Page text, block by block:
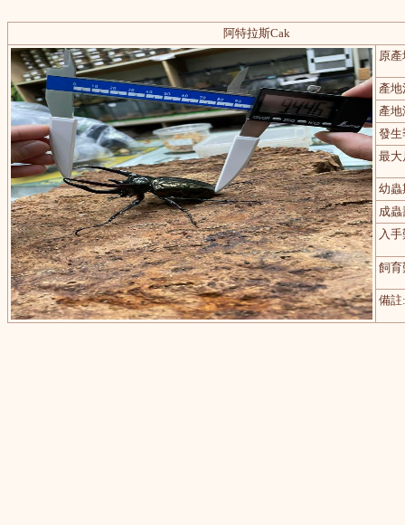
阿特拉斯Cak
原產
產
產
發生
最大
幼蟲
成
入
飼育
備註: